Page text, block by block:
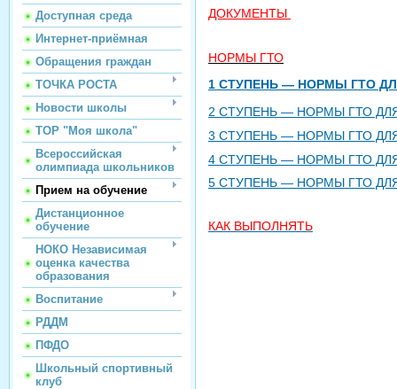
Доступная среда
Интернет-приёмная
Обращения граждан
ТОЧКА РОСТА
Новости школы
ТОР "Моя школа"
Всероссийская
олимпиада школьников
Прием на обучение
Дистанционное
обучение
НОКО Независимая
оценка качества
образования
Воспитание
РДДМ
ПФДО
Школьный спортивный
клуб
ДОКУМЕНТЫ
НОРМЫ ГТО
1 СТУПЕНЬ — НОРМЫ ГТО
2 СТУПЕНЬ — НОРМЫ ГТО
3 СТУПЕНЬ — НОРМЫ ГТО
4 СТУПЕНЬ — НОРМЫ ГТО
5 СТУПЕНЬ — НОРМЫ ГТО
КАК ВЫПОЛНЯТЬ